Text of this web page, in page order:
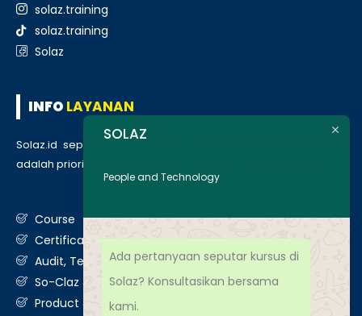
solaz.training
solaz.training
Solaz
INFO LAYANAN
Solaz.id sepenuh hati melayani klien kami, kepuasan anda
adalah prioritas utama kami. Berikut daftar layanan kami
Course
Certification
Audit, Testing, Consultancy & Assessment
So-Claz & Smart Benchmark
Product & Services
SOLAZ
People and Technology
Ada pertanyaan seputar kursus di
Solaz? Konsultasikan bersama
kami.